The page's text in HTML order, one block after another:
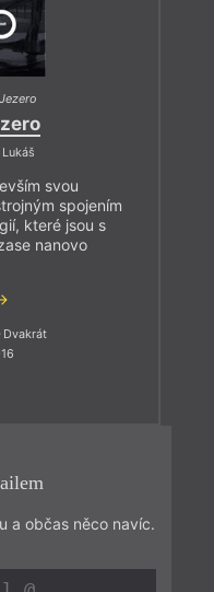
Jezero
svou
spojením
které jsou s
nanovo
Dvakrát
a občas něco navíc.